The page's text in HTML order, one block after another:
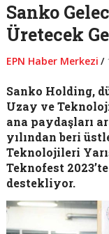
Sanko
Üretecek
EPN Haber Merkezi /
Sanko Holding,
Uzay ve
ana paydaşları
yılından beri
Teknolojileri
Teknofest
destekliyor.